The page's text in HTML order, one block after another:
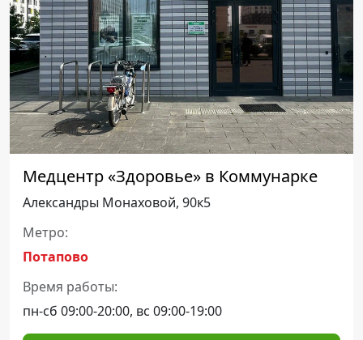
Медцентр «Здоровье» в Коммунарке
Александры Монаховой, 90к5
Метро:
Потапово
Время работы:
пн-сб 09:00-20:00, вс 09:00-19:00